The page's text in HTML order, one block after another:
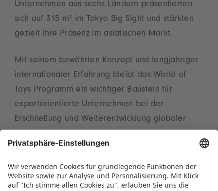
Unternehmen aus sechs Ländern präsentierten
sich auf 315 m² im Tokyo Big Sight und stärkten
gezielt ihre Präsenz im asiatischen Markt.
Mit seinem bewährten Konzept und langjähriger
internationaler Erfahrung bleibt das World of
Toys Programm ein wichtiger Baustein für
exportorientierte Unternehmen bei der
Erschließung und Weiterentwicklung globaler
bietet die Tokyo Toy Show vom 27. bis 30. August
2026. Einen Platz im World of Toys Pavillon
sichern sich interessierte Firmen über